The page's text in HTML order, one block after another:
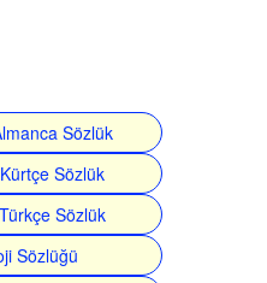
Sözlük
Sözlük
Sözlük
Sözlüğü